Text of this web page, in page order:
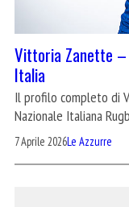
Vittoria Zanette
Italia
Il profilo completo di
Nazionale Italiana
7 Aprile 2026Le Azzurre